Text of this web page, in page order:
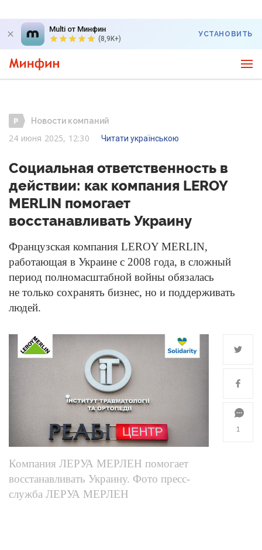
Multi от Минфин
(8,9K+)
УСТАНОВИТЬ
Новости компаний
24 июня 2025, 12:30 Читати українською
Социальная ответственность в
действии: как компания LEROY
MERLIN помогает
восстанавливать Украину
Французская компания LEROY MERLIN,
работающая в Украине с 2008 года, в сложный
период полномасштабной войны обязалась
не только сохранять бизнес, но и поддерживать
людей.
Компания ЛЕРУА МЕРЛЕН помогает
восстанавливать Украину. Фото пресс-
служба ЛЕРУА МЕРЛЕН
1